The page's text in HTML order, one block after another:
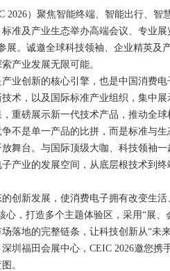
2026）聚焦智能终端、智能出行、智
准及产业生态举办高端会议、专业
展。诚邀全球科技领袖、企业精英及
产业发展无限可能。
业创新的核心引擎，也是中国消费
术，以及国际标准产业组织，集中
重磅展示新一代技术产品，推动全球
争不是单一产品的比拼，而是标准与
舞台。与国际顶级大咖、科技领袖
产业的发展空间，从底层根技术到
创新发展，使消费电子拥有改变生
心，打造多个主题体验区，采用“展
落地的完整链条，让科技创新从“未来
圳福田会展中心，CEIC 2026邀您携
。